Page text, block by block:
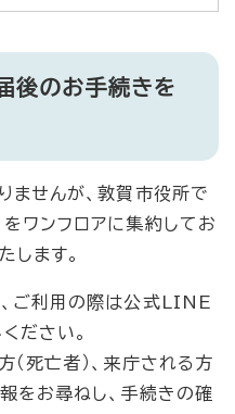
後のお手続きを
ませんが、敦賀市役所で
ワンフロアに集約してお
します。
ご利用の際は公式LINE
ださい。
死亡者）、来庁される方
をお尋ねし、手続きの確